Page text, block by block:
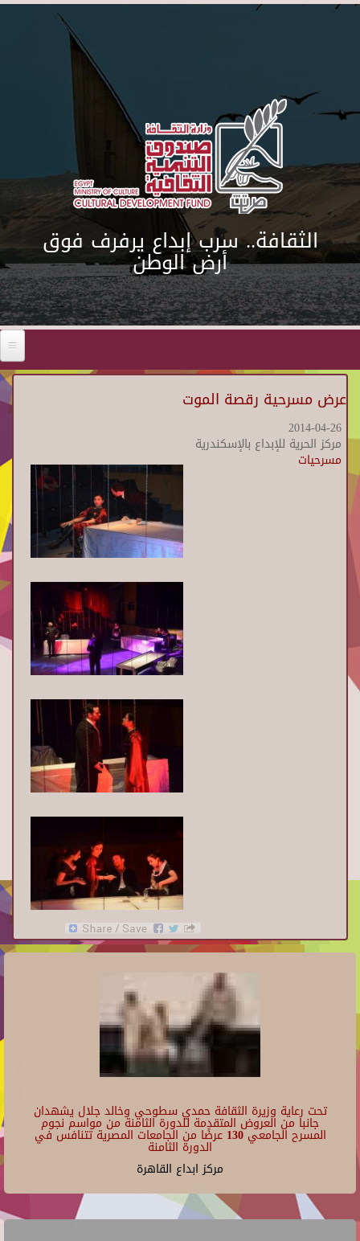
Skip to main content
الثقافة.. سرب إبداع يرفرف فوق
أرض الوطن
عرض مسرحية رقصة الموت
2014-04-26
مركز الحرية للإبداع بالإسكندرية
مسرحيات
تحت رعاية وزيرة الثقافة حمدي سطوحي وخالد جلال يشهدان
جانبا من العروض المتقدمة للدورة الثامنة من مواسم نجوم
المسرح الجامعي 130 عرضًا من الجامعات المصرية تتنافس في
الدورة الثامنة
مركز ابداع القاهرة